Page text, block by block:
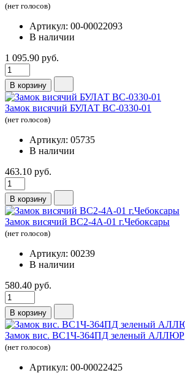
(нет голосов)
Артикул: 00-00022093
В наличии
1 095.90 руб.
В корзину
Замок висячий БУЛАТ ВС-0330-01
(нет голосов)
Артикул: 05735
В наличии
463.10 руб.
В корзину
Замок висячий ВС2-4А-01 г.Чебоксары
(нет голосов)
Артикул: 00239
В наличии
580.40 руб.
В корзину
Замок вис. ВС1Ч-364ПД зеленый АЛЛЮР
(нет голосов)
Артикул: 00-00022425